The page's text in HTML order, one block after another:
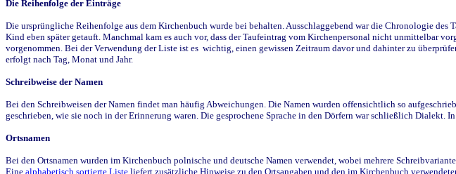
Die Reihenfolge der Einträge
Die ursprüngliche Reihenfolge aus dem Kirchenbuch wurde bei behalten. Ausschlaggebend war die Chronologie
Kind eben später getauft. Manchmal kam es auch vor, dass der Taufeintrag vom Kirchenpersonal nicht unmittelbar
vorgenommen. Bei der Verwendung der Liste ist es wichtig, einen gewissen Zeitraum davor und dahinter zu
erfolgt nach Tag, Monat und Jahr.
Schreibweise der Namen
Bei den Schreibweisen der Namen findet man häufig Abweichungen. Die Namen wurden offensichtlich so
geschrieben, wie sie noch in der Erinnerung waren. Die gesprochene Sprache in den Dörfern war schließlich
Ortsnamen
Bei den Ortsnamen wurden im Kirchenbuch polnische und deutsche Namen verwendet, wobei mehrere
Eine alphabetisch sortierte Liste liefert zusätzliche Hinweise zu den Ortsangaben und den im Kirchenbuch